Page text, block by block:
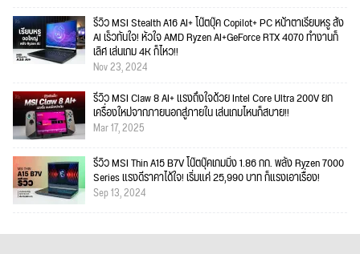
รีวิว MSI Stealth A16 AI+ โน๊ตบุ๊ค Copilot+ PC หน้าตาเรียบหรู สั่ง
AI เร็วทันใจ! หัวใจ AMD Ryzen AI+GeForce RTX 4070 ทำงานก็
เลิศ เล่นเกม 4K ก็ไหว!!
Nov 23, 2024
รีวิว MSI Claw 8 AI+ แรงถึงใจด้วย Intel Core Ultra 200V ยก
เครื่องใหม่จากภายนอกสู่ภายใน เล่นเกมไหนก็สบาย!!
Mar 17, 2025
รีวิว MSI Thin A15 B7V โน๊ตบุ๊คเกมมิ่ง 1.86 กก. พลัง Ryzen 7000
Series แรงดีราคาได้ใจ! เริ่มแค่ 25,990 บาท ก็แรงเอาเรื่อง!
Sep 13, 2024